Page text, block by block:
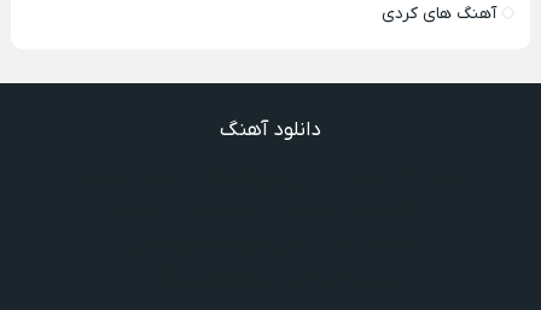
آهنگ های کردی
دانلود آهنگ